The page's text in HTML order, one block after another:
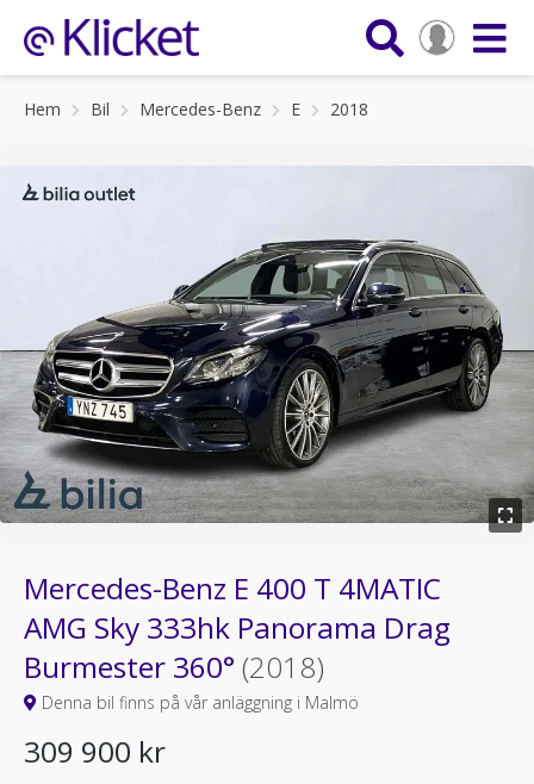
Hem Bil Mercedes-Benz E 2018
Mercedes-Benz E 400 T 4MATIC
AMG Sky 333hk Panorama Drag
Burmester 360° (2018)
Denna bil finns på vår anläggning i Malmö
309 900 kr